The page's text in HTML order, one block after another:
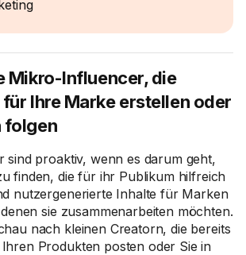
Mikro-Influencer, die
für Ihre Marke erstellen oder
folgen
proaktiv, wenn es darum geht,
finden, die für ihr Publikum hilfreich
nutzergenerierte Inhalte für Marken
sie zusammenarbeiten möchten.
nach kleinen Creatorn, die bereits
Produkten posten oder Sie in